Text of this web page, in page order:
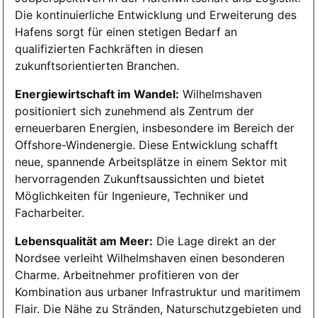
Die kontinuierliche Entwicklung und Erweiterung des
Hafens sorgt für einen stetigen Bedarf an
qualifizierten Fachkräften in diesen
zukunftsorientierten Branchen.
Energiewirtschaft im Wandel: Wilhelmshaven
positioniert sich zunehmend als Zentrum der
erneuerbaren Energien, insbesondere im Bereich der
Offshore-Windenergie. Diese Entwicklung schafft
neue, spannende Arbeitsplätze in einem Sektor mit
hervorragenden Zukunftsaussichten und bietet
Möglichkeiten für Ingenieure, Techniker und
Facharbeiter.
Lebensqualität am Meer: Die Lage direkt an der
Nordsee verleiht Wilhelmshaven einen besonderen
Charme. Arbeitnehmer profitieren von der
Kombination aus urbaner Infrastruktur und maritimem
Flair. Die Nähe zu Stränden, Naturschutzgebieten und